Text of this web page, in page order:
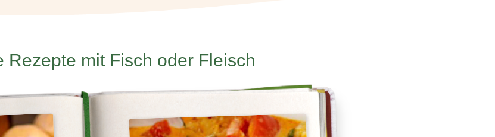
Rezepte mit Fisch oder Fleisch